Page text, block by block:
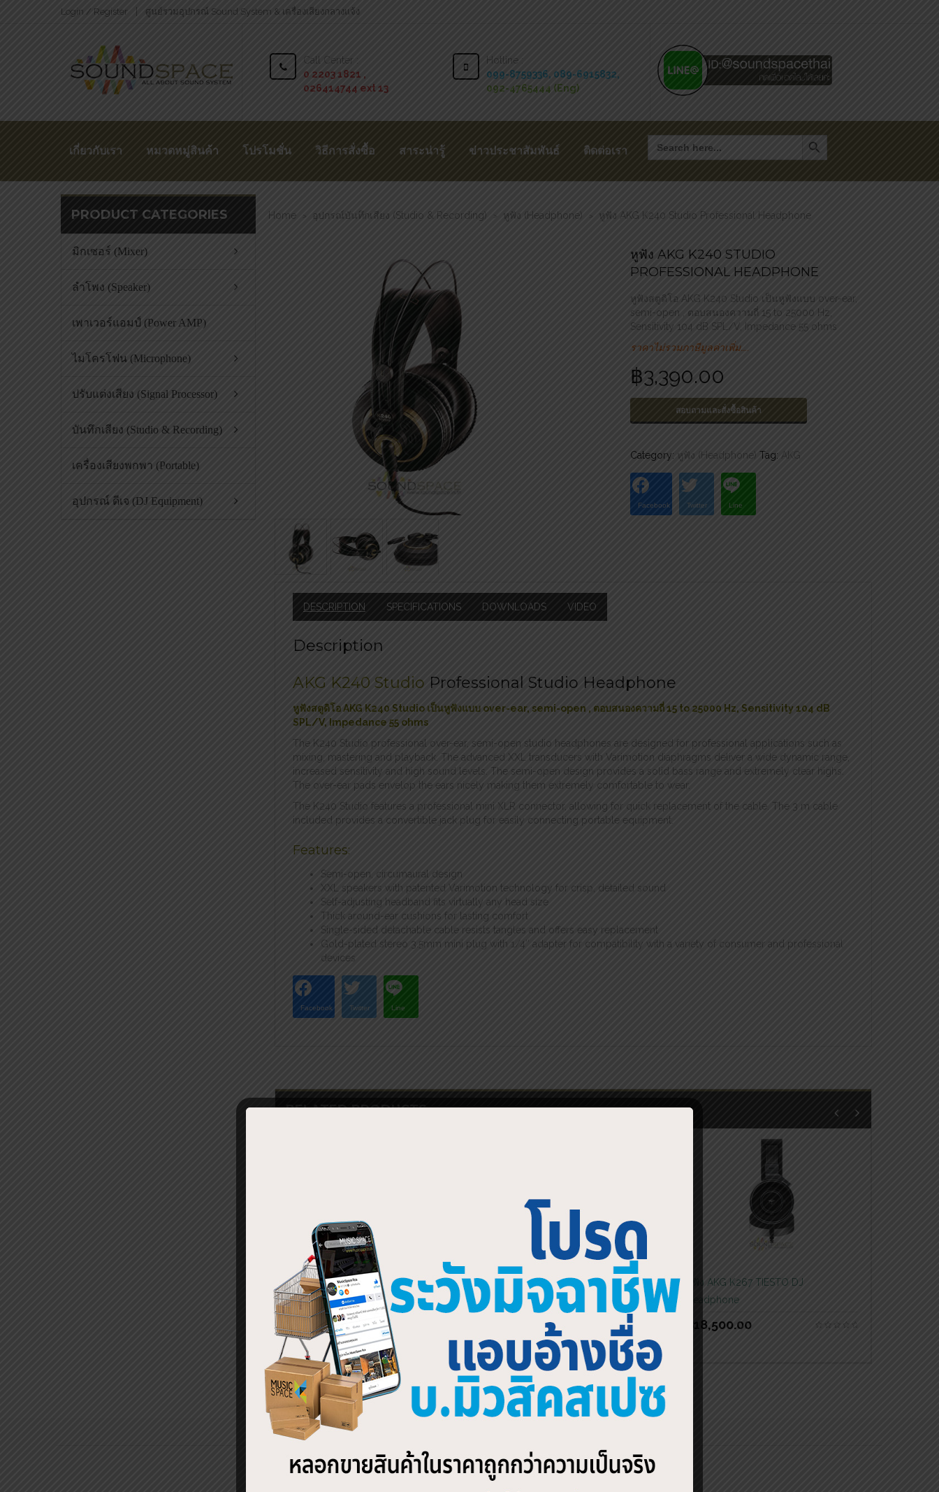
Login / Register ศูนย์รวมอุปกรณ์ Sound System & เครื่องเสียงกลางแจ้ง
Call Center :
0 2203 1821 ,
026414744 ext 13
Hotline :
099-8759336, 089-6915832,
092-4765444 (Eng)
เกี่ยวกับเรา หมวดหมู่สินค้า โปรโมชั่น วิธีการสั่งซื้อ สาระน่ารู้ ข่าวประชาสัมพันธ์ ติดต่อเรา
for:
Search Button
PRODUCT CATEGORIES
มิกเซอร์ (Mixer)
ลำโพง (Speaker)
เพาเวอร์แอมป์ (Power AMP)
ไมโครโฟน (Microphone)
ปรับแต่งเสียง (Signal Processor)
บันทึกเสียง (Studio & Recording)
เครื่องเสียงพกพา (Portable)
อุปกรณ์ ดีเจ (DJ Equipment)
Home > อุปกรณ์บันทึกเสียง (Studio & Recording) > หูฟัง (Headphone) > หูฟัง AKG K240 Studio Professional Headphone
หูฟัง AKG K240 STUDIO
PROFESSIONAL HEADPHONE
หูฟังสตูดิโอ AKG K240 Studio เป็นหูฟังแบบ over-ear,
semi-open , ตอบสนองความถี่ 15 to 25000 Hz,
Sensitivity 104 dB SPL/V, Impedance 55 ohms
ราคาไม่รวมภาษีมูลค่าเพิ่ม…..
฿3,390.00
สอบถามและสั่งซื้อสินค้า
Category: หูฟัง (Headphone) Tag: AKG
Facebook Twitter Line
DESCRIPTION SPECIFICATIONS DOWNLOADS VIDEO
Description
AKG K240 Studio Professional Studio Headphone
หูฟังสตูดิโอ AKG K240 Studio เป็นหูฟังแบบ over-ear, semi-open , ตอบสนองความถี่ 15 to 25000 Hz, Sensitivity 104 dB
SPL/V, Impedance 55 ohms
The K240 Studio professional over-ear, semi-open studio headphones are designed for professional applications such as
mixing, mastering and playback. The advanced XXL transducers with Varimotion diaphragms deliver a wide dynamic range,
increased sensitivity and high sound levels. The semi-open design provides a solid bass range and extremely clear highs.
The over-ear pads envelop the ears nicely making them extremely comfortable to wear.
The K240 Studio features a professional mini XLR connector, allowing for quick replacement of the cable. The 3 m cable
included provides a convertible jack plug for easily connecting portable equipment.
Features:
Semi-open, circumaural design
XXL speakers with patented Varimotion technology for crisp, detailed sound
Self-adjusting headband fits virtually any head size
Thick around-ear cushions for lasting comfort
Single-sided detachable cable resists tangles and offers easy replacement
Gold-plated stereo 3.5mm mini plug with 1/4″ adapter for compatibility with a variety of consumer and professional
devices
Facebook Twitter Line
RELATED PRODUCTS
ไมโครโฟน AKG D7S Handheld
Microphone
10,900.00
ไมโครโฟน AKG D7 Handheld
Microphone
10,500.00
หูฟัง AKG K267 TIESTO DJ
Headphone
18,500.00